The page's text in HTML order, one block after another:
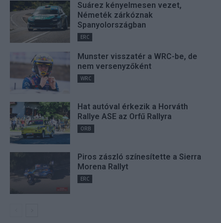
Suárez kényelmesen vezet,
Németék zárkóznak
Spanyolországban
ERC
Munster visszatér a WRC-be, de
nem versenyzőként
WRC
Hat autóval érkezik a Horváth
Rallye ASE az Orfű Rallyra
ORB
Piros zászló színesítette a Sierra
Morena Rallyt
ERC